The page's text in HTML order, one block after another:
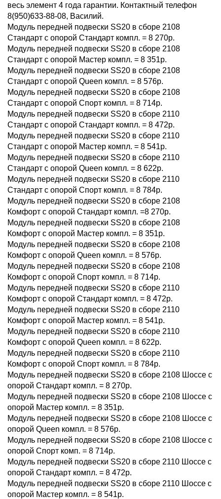
весь элемент 4 года гарантии. Контактный телефон
8(950)633-88-08, Василий.
Модуль передней подвески SS20 в сборе 2108
Стандарт с опорой Стандарт компл. = 8 270р.
Модуль передней подвески SS20 в сборе 2108
Стандарт с опорой Мастер компл. = 8 351р.
Модуль передней подвески SS20 в сборе 2108
Стандарт с опорой Queen компл. = 8 576р.
Модуль передней подвески SS20 в сборе 2108
Стандарт c опорой Спорт компл. = 8 714р.
Модуль передней подвески SS20 в сборе 2110
Стандарт с опорой Стандарт компл. = 8 472р.
Модуль передней подвески SS20 в сборе 2110
Стандарт с опорой Мастер компл. = 8 541р.
Модуль передней подвески SS20 в сборе 2110
Стандарт с опорой Queen компл. = 8 622р.
Модуль передней подвески SS20 в сборе 2110
Стандарт c опорой Спорт компл. = 8 784р.
Модуль передней подвески SS20 в сборе 2108
Комфорт с опорой Стандарт компл. =8 270р.
Модуль передней подвески SS20 в сборе 2108
Комфорт с опорой Мастер компл. = 8 351р.
Модуль передней подвески SS20 в сборе 2108
Комфорт с опорой Queen компл. = 8 576р.
Модуль передней подвески SS20 в сборе 2108
Комфорт c опорой Спорт компл. = 8 714р.
Модуль передней подвески SS20 в сборе 2110
Комфорт с опорой Стандарт компл. = 8 472р.
Модуль передней подвески SS20 в сборе 2110
Комфорт с опорой Мастер компл. = 8 541р.
Модуль передней подвески SS20 в сборе 2110
Комфорт с опорой Queen компл. = 8 622р.
Модуль передней подвески SS20 в сборе 2110
Комфорт c опорой Спорт компл. = 8 784р.
Модуль передней подвески SS20 в сборе 2108 Шоссе с
опорой Стандарт компл. = 8 270р.
Модуль передней подвески SS20 в сборе 2108 Шоссе с
опорой Мастер компл. = 8 351р.
Модуль передней подвески SS20 в сборе 2108 Шоссе с
опорой Queen компл. = 8 576р.
Модуль передней подвески SS20 в сборе 2108 Шоссе c
опорой Спорт комп. = 8 714р.
Модуль передней подвески SS20 в сборе 2110 Шоссе с
опорой Стандарт компл. = 8 472р.
Модуль передней подвески SS20 в сборе 2110 Шоссе с
опорой Мастер компл. = 8 541р.